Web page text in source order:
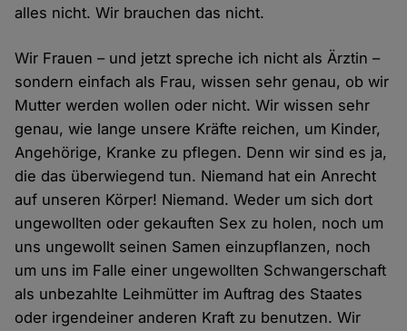
alles nicht. Wir brauchen das nicht.
Wir Frauen – und jetzt spreche ich nicht als Ärztin –
sondern einfach als Frau, wissen sehr genau, ob wir
Mutter werden wollen oder nicht. Wir wissen sehr
genau, wie lange unsere Kräfte reichen, um Kinder,
Angehörige, Kranke zu pflegen. Denn wir sind es ja,
die das überwiegend tun. Niemand hat ein Anrecht
auf unseren Körper! Niemand. Weder um sich dort
ungewollten oder gekauften Sex zu holen, noch um
uns ungewollt seinen Samen einzupflanzen, noch
um uns im Falle einer ungewollten Schwangerschaft
als unbezahlte Leihmütter im Auftrag des Staates
oder irgendeiner anderen Kraft zu benutzen. Wir